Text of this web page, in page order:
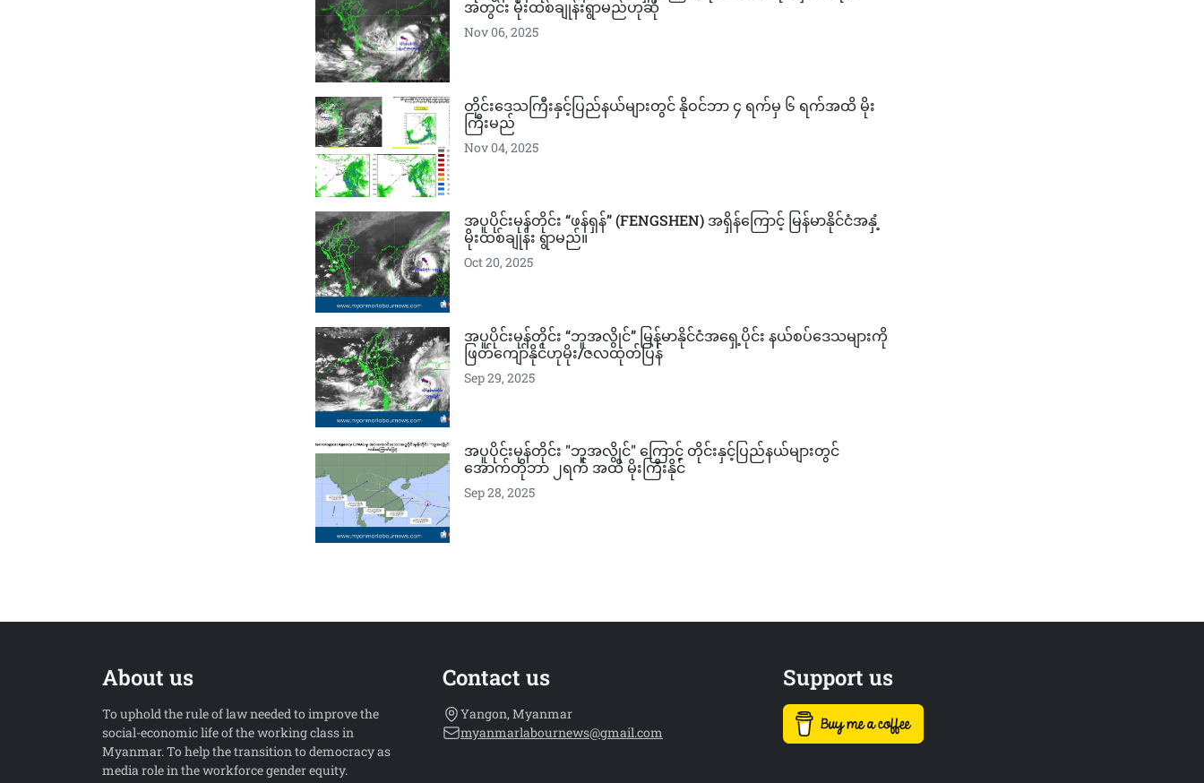
အတွင်း မိုးထစ်ချုန်းရွာမည်ဟုဆို
Nov 06, 2025
တိုင်းဒေသကြီးနှင့်ပြည်နယ်များတွင် နိုဝင်ဘာ ၄ ရက်မှ ၆ ရက်အထိ မိုး
ကြီးမည်
Nov 04, 2025
အပူပိုင်းမုန်တိုင်း “ဖန်ရှန်” (FENGSHEN) အရှိန်ကြောင့် မြန်မာနိုင်ငံအနှံ့
မိုးထစ်ချုန်း ရွာမည်။
Oct 20, 2025
အပူပိုင်းမုန်တိုင်း “ဘူအလွိုင်” မြန်မာနိုင်ငံအရှေ့ပိုင်း နယ်စပ်ဒေသများကို
ဖြတ်ကျော်နိုင်ဟုမိုး/ဇလထုတ်ပြန်
Sep 29, 2025
အပူပိုင်းမုန်တိုင်း "ဘူအလွိုင်" ကြောင့် တိုင်းနှင့်ပြည်နယ်များတွင်
အောက်တိုဘာ ၂ရက် အထိ မိုးကြီးနိုင်
Sep 28, 2025
About us
To uphold the rule of law needed to improve the
social-economic life of the working class in
Myanmar. To help the transition to democracy as
media role in the workforce gender equity.
Contact us
Yangon, Myanmar
myanmarlabournews@gmail.com
Support us